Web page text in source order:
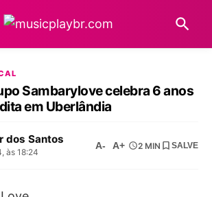
Sambarylove celebra 6 anos
em Uberlândia
dos Santos
às 18:24
A- A+ 2 MIN SALVE